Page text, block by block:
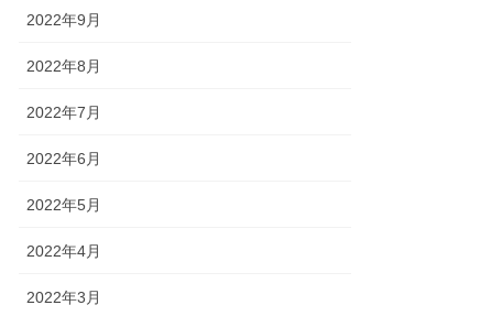
2022年9月
2022年8月
2022年7月
2022年6月
2022年5月
2022年4月
2022年3月